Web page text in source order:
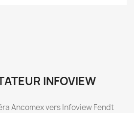
INFOVIEW
Ancomex vers Infoview Fendt